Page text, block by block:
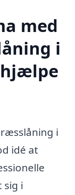
med
i
hjælpe
i
idé at
sig i